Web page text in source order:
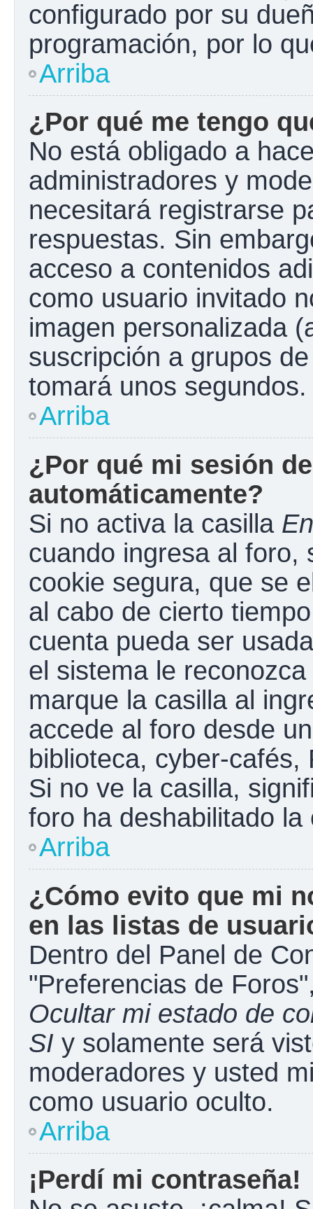
configurado por su
programación, por lo
Arriba
¿Por qué me tengo
No está obligado a
administradores y
necesitará registrarse
respuestas. Sin
acceso a contenidos
como usuario invitado
imagen personalizada
suscripción a grupos
tomará unos
Arriba
¿Por qué mi sesión
automáticamente?
Si no activa la casilla
cuando ingresa al foro,
cookie segura, que se
al cabo de cierto
cuenta pueda ser
el sistema le
marque la casilla al
accede al foro desde
biblioteca, cyber-
Si no ve la casilla,
foro ha deshabilitado la
Arriba
¿Cómo evito que mi
en las listas de
Dentro del Panel de
"Preferencias de
Ocultar mi estado de
SI y solamente será
moderadores y usted
como usuario oculto.
Arriba
¡Perdí mi contraseña!